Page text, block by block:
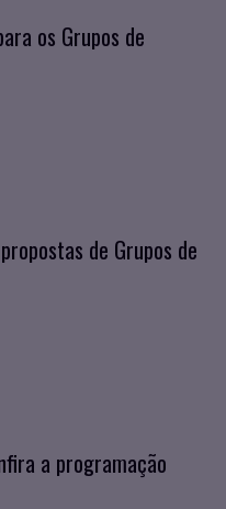
os Grupos de
de Grupos de
a programação